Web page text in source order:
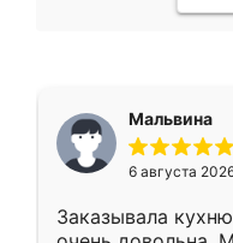
Мальвина
6 августа
Заказывала